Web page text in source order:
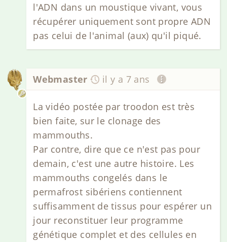
l'ADN dans un moustique vivant, vous
récupérer uniquement sont propre ADN
pas celui de l'animal (aux) qu'il piqué.
Webmaster il y a 7 ans
La vidéo postée par troodon est très
bien faite, sur le clonage des
mammouths.
Par contre, dire que ce n'est pas pour
demain, c'est une autre histoire. Les
mammouths congelés dans le
permafrost sibériens contiennent
suffisamment de tissus pour espérer un
jour reconstituer leur programme
génétique complet et des cellules en